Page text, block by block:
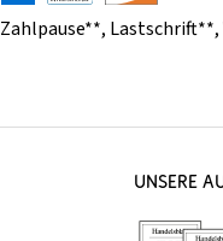
Zahlpause**, Lastschrift**,
UNSERE